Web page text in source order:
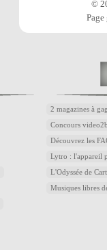
©
Page
2 magazines à
Concours
Découvrez les
Lytro : l'appareil
L'Odyssée de
Musiques libres